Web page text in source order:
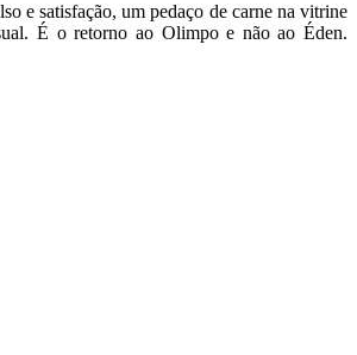
e satisfação, um pedaço de carne na vitrine
É o retorno ao Olimpo e não ao Éden.